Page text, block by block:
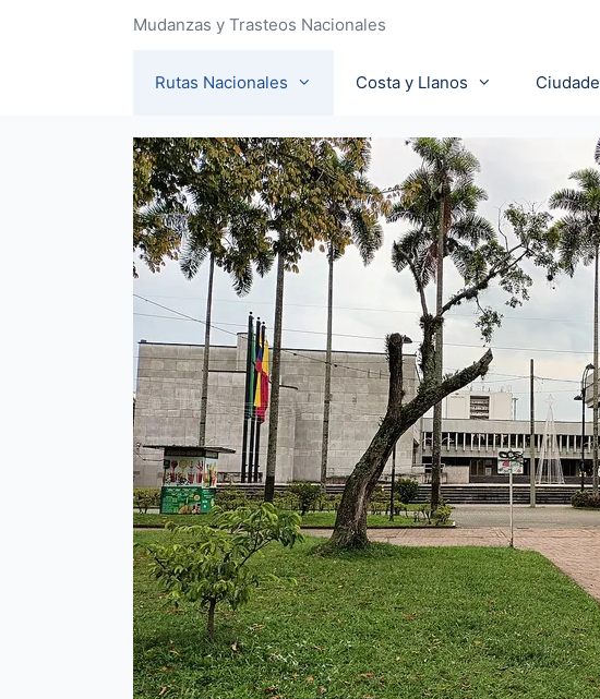
Mudanzas y Trasteos Nacionales
Rutas Nacionales Costa y Llanos